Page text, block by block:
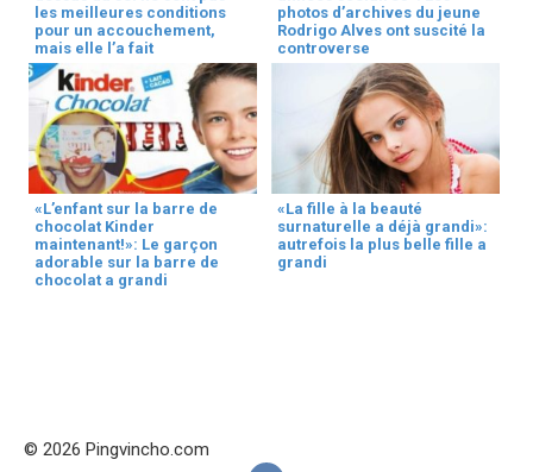
les meilleures conditions
pour un accouchement,
mais elle l’a fait
photos d’archives du jeune
Rodrigo Alves ont suscité la
controverse
«L’enfant sur la barre de
chocolat Kinder
maintenant!»: Le garçon
adorable sur la barre de
chocolat a grandi
«La fille à la beauté
surnaturelle a déjà grandi»:
autrefois la plus belle fille a
grandi
© 2026 Pingvincho.com